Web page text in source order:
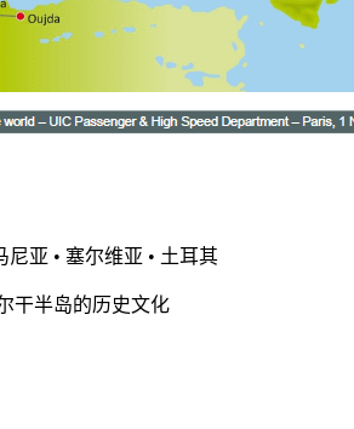
尼亚 • 塞尔维亚 • 土耳其
干半岛的历史文化